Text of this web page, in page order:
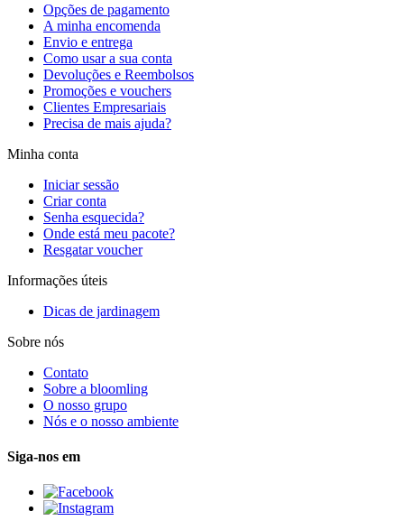
Opções de pagamento
A minha encomenda
Envio e entrega
Como usar a sua conta
Devoluções e Reembolsos
Promoções e vouchers
Clientes Empresariais
Precisa de mais ajuda?
Minha conta
Iniciar sessão
Criar conta
Senha esquecida?
Onde está meu pacote?
Resgatar voucher
Informações úteis
Dicas de jardinagem
Sobre nós
Contato
Sobre a bloomling
O nosso grupo
Nós e o nosso ambiente
Siga-nos em